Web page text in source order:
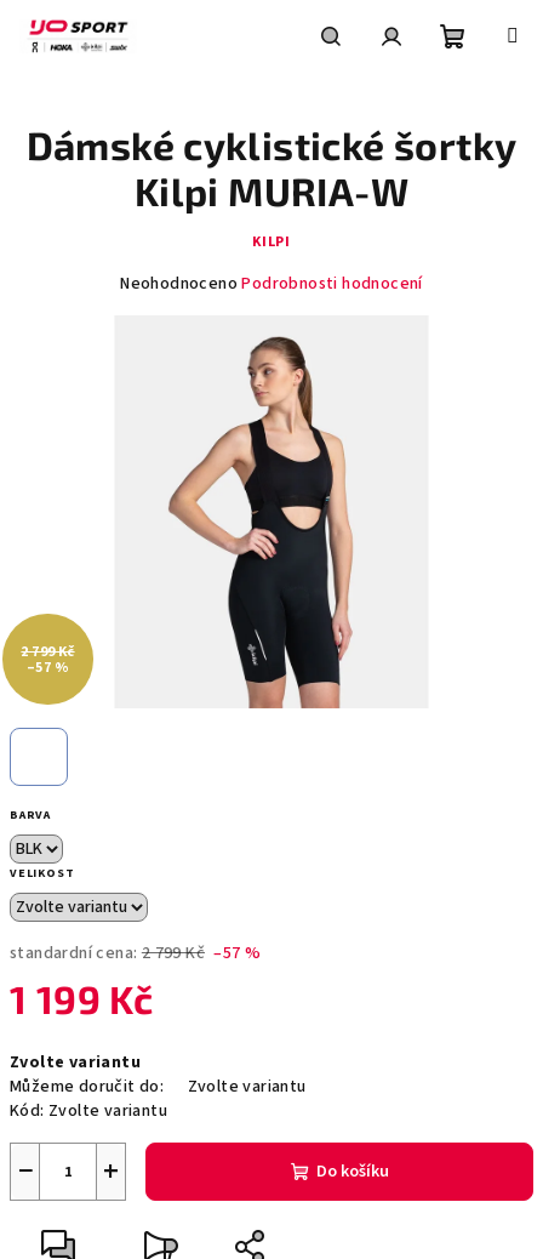
obsah
košík
BARVA
VELIKOST
standardní cena: 2 799 Kč –57 %
1 199 Kč
cena:
Zvolte variantu
Můžeme doručit do:
Zvolte variantu
Kód: Zvolte variantu
+
− Do košíku
Dámské cyklistické šortky
Kilpi MURIA-W
KILPI
Průměrné
Neohodnoceno Podrobnosti hodnocení
2 799 Kč
–57 %